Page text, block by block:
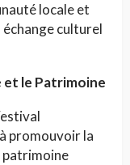
locale et
culturel
et le Patrimoine
promouvoir la
patrimoine